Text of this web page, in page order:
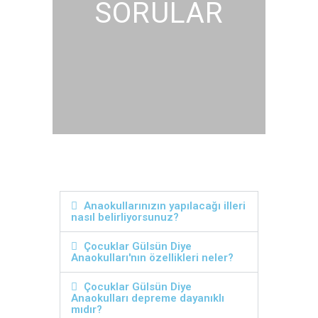
SORULAR
Anaokullarınızın yapılacağı illeri
nasıl belirliyorsunuz?
Çocuklar Gülsün Diye
Anaokulları'nın özellikleri neler?
Çocuklar Gülsün Diye
Anaokulları depreme dayanıklı
mıdır?